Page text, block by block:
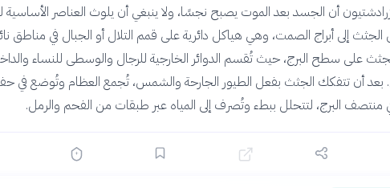
أن الجسد بعد الموت يصبح نجسًا، ولا ينبغي أن يلوث العناصر الأساسية
الجثث إلى أبراج الصمت، وهي هياكل دائرية على قمم التلال أو الجبال في مناطق
على سطح البرج، حيث تُقسم الدوائر الخارجية للرجال والوسطى للنساء
بعد أن تتفكك الجثث بفعل الطيور الجارحة والشمس، تُجمع العظام وتُوضع في
منتصف البرج، لتتحلل ببطء وتُصرف إلى المياه عبر طبقات من الفحم والرمل.